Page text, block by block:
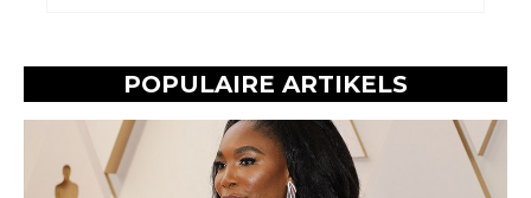
POPULAIRE ARTIKELS